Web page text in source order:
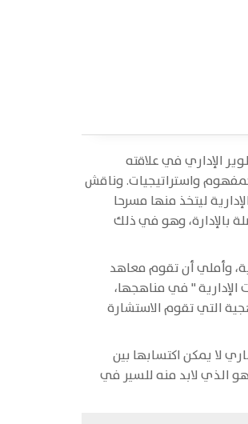
الإداري في علاقته
كمفهوم واستراتيجيات. وناقش
ليتخذ منها مسرحا
بالإدارة، وهو في ذلك
وأملي أن تقوم معاهد
الإدارية " في مناهجها،
التي تقوم الاستشارة
لا يمكن اكتسابها بين
الذي لابد منه للسير في